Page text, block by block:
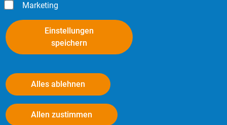
Marketing
Einstellungen
speichern
Alles ablehnen
Allen zustimmen
Mitgliederinformationen